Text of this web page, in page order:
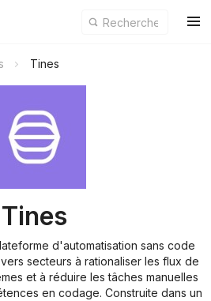
Tines
Tines
d'automatisation sans code
secteurs à rationaliser les flux de
et à réduire les tâches manuelles
en codage. Construite dans un